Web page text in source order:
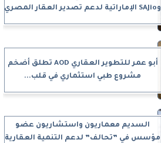
وSAJio الإماراتية لدعم تصدير العقار المصري
أبو عمر للتطوير العقاري AOD تطلق أضخم
مشروع طبي استثماري في قلب...
السديم معماريون واستشاريون عضو
مؤسس في ”تحالف” لدعم التنمية العقارية